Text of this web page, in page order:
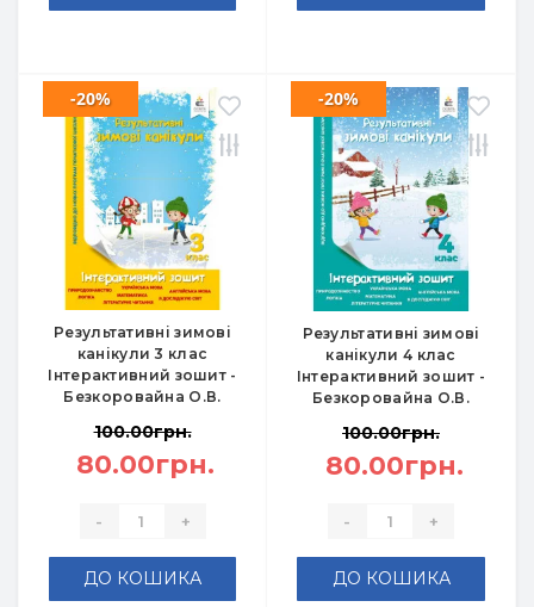
Результативні зимові
канікули 3 клас
Інтерактивний зошит -
Безкоровайна О.В.
-20%
100.00грн.
80.00грн.
- +
ДО КОШИКА
Результативні зимові
канікули 4 клас
Інтерактивний зошит -
Безкоровайна О.В.
-20%
100.00грн.
80.00грн.
- +
ДО КОШИКА